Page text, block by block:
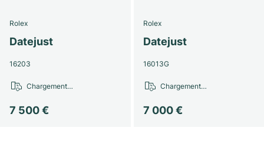
Rolex
Datejust
16203
7 500 €
Chargement…
Rolex
Datejust
16013G
7 000 €
Chargement…